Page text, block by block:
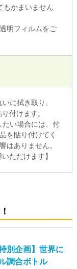
もかまいません
明フィルムをご
に拭き取り、
付けます。
い場合には、付
を貼り付けてく
はありません。
ただけます】
別企画】世界に
調合ボトル